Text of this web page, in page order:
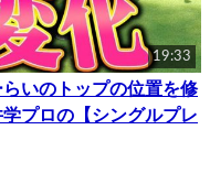
19:33
いのトップの位置を修
プロの【シングルプレ